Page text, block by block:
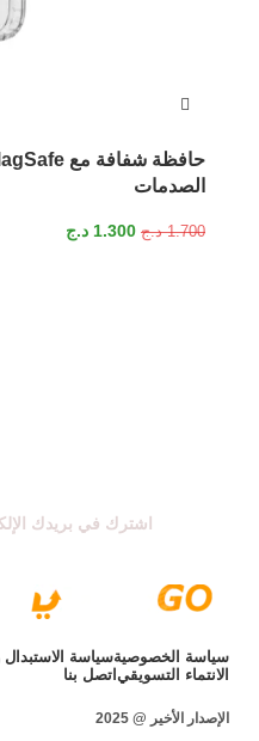
الصدمات
1.700 د.ج 1.300 د.ج
اشترك في بريدك
سياسة الخصوصيةسياسة الاستبدال
الانتماء التسويقي اتصل بنا
الإصدار الأخير @ 2025